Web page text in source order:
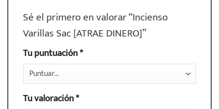
Sé el primero en valorar “Incienso
Varillas Sac [ATRAE DINERO]”
Tu puntuación*
Tu valoración*